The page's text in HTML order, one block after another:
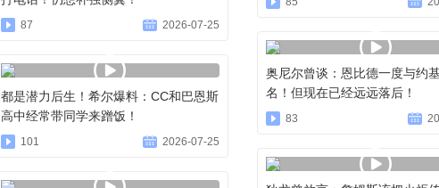
87 2026-07-25
都是潜力后生！希尔爆料：CC和巴恩斯
高中经常带同学来蹭饭！
101 2026-07-25
奥尼尔曾谈：恩比德一度与约
名！但现在已经远远落后！
83